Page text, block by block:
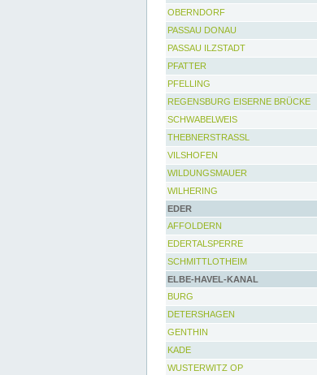
OBERNDORF
PASSAU DONAU
PASSAU ILZSTADT
PFATTER
PFELLING
REGENSBURG EISERNE BRÜCKE
SCHWABELWEIS
THEBNERSTRASSL
VILSHOFEN
WILDUNGSMAUER
WILHERING
EDER
AFFOLDERN
EDERTALSPERRE
SCHMITTLOTHEIM
ELBE-HAVEL-KANAL
BURG
DETERSHAGEN
GENTHIN
KADE
WUSTERWITZ OP